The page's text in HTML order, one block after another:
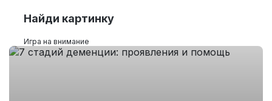
Найди картинку
Игра на внимание